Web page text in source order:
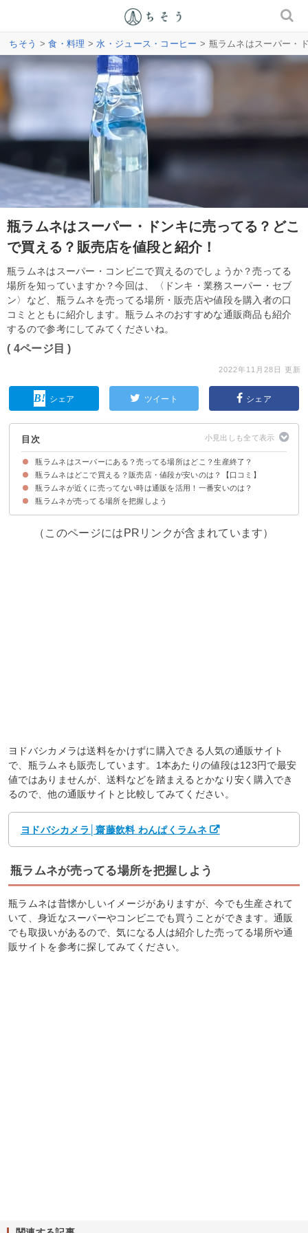
ちそう >食・料理 >水・ジュース・コーヒー > 瓶ラムネはスーパー・
瓶ラムネはスーパー・ドンキに売ってる？どこ
で買える？販売店を値段と紹介！
瓶ラムネはスーパー・コンビニで買えるのでしょうか？売ってる
場所を知っていますか？今回は、〈ドンキ・業務スーパー・セブ
ン〉など、瓶ラムネを売ってる場所・販売店や値段を購入者の口
コミとともに紹介します。瓶ラムネのおすすめな通販商品も紹介
するので参考にしてみてくださいね。
( 4ページ目 )
2022年11月28日 更新
シェア ツイート シェア
目次
瓶ラムネはスーパーにある？売ってる場所はどこ？生産終了？
瓶ラムネの売ってる場所・販売店の一覧
瓶ラムネはどこで買える？販売店・値段が安いのは？【口コミ】
①ドンキホーテ（不明）
②コンビニ（ファミリーマート）（123円）
③イオン（84円）
④コンビニ（ローソンストア100）（108円）
⑤西友（不明）
⑥業務スーパー（74円）
⑦コンビニ（セブンイレブン）（不明）
⑧ミニストップ（不明）
⑨ダイソー（108円）
⑩カルディ（不明）
瓶ラムネが近くに売ってない時は通販を活用！一番安いのは？
①楽天市場│横須賀海軍ラムネ（194円）
②楽天市場 | サンガリア 日本の味ラムネ瓶（68円/1本あたり）
③ヨドバシカメラ│齋藤飲料 わんぱくラムネ（123円）
瓶ラムネが売ってる場所を把握しよう
（このページにはPRリンクが含まれています）
ヨドバシカメラは送料をかけずに購入できる人気の通販サイト
で、瓶ラムネも販売しています。1本あたりの値段は123円で最安
値ではありませんが、送料などを踏まえるとかなり安く購入でき
るので、他の通販サイトと比較してみてください。
ヨドバシカメラ│齋藤飲料 わんぱくラムネ
瓶ラムネが売ってる場所を把握しよう
瓶ラムネは昔懐かしいイメージがありますが、今でも生産されて
いて、身近なスーパーやコンビニでも買うことができます。通販
でも取扱いがあるので、気になる人は紹介した売ってる場所や通
販サイトを参考に探してみてください。